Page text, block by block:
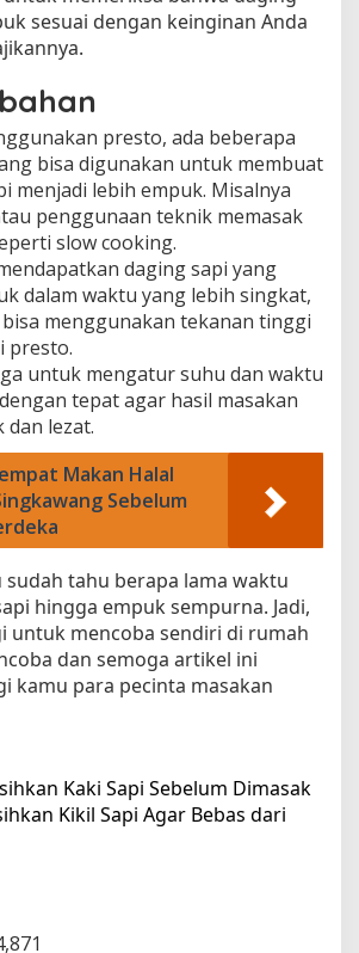
sesuai dengan keinginan Anda
presto, ada beberapa
bisa digunakan untuk membuat
menjadi lebih empuk. Misalnya
penggunaan teknik memasak
slow cooking.
daging sapi yang
dalam waktu yang lebih singkat,
menggunakan tekanan tinggi
presto.
untuk mengatur suhu dan waktu
tepat agar hasil masakan
dan lezat.
Makan Halal
Sebelum
sudah tahu berapa lama waktu
hingga empuk sempurna. Jadi,
untuk mencoba sendiri di rumah
dan semoga artikel ini
kamu para pecinta masakan
Kaki Sapi Sebelum Dimasak
Kikil Sapi Agar Bebas dari